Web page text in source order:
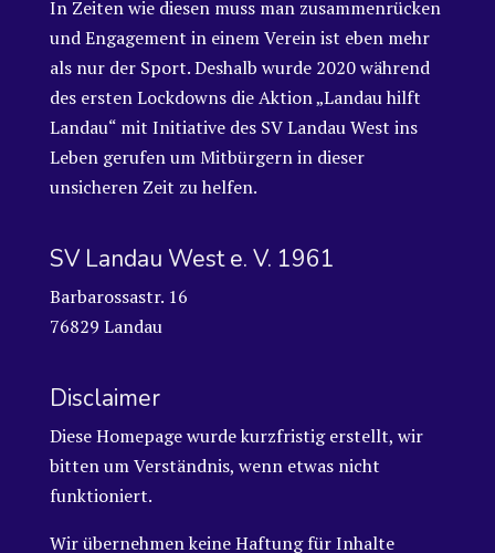
In Zeiten wie diesen muss man zusammenrücken
und Engagement in einem Verein ist eben mehr
als nur der Sport. Deshalb wurde 2020 während
des ersten Lockdowns die Aktion „Landau hilft
Landau“ mit Initiative des SV Landau West ins
Leben gerufen um Mitbürgern in dieser
unsicheren Zeit zu helfen.
SV Landau West e. V. 1961
Barbarossastr. 16
76829 Landau
Disclaimer
Diese Homepage wurde kurzfristig erstellt, wir
bitten um Verständnis, wenn etwas nicht
funktioniert.
Wir übernehmen keine Haftung für Inhalte